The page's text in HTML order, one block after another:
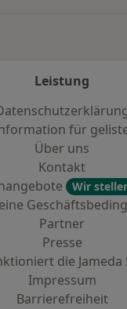
Leistung
für
Über uns
Kontakt
Wir
Partner
Presse
die Jameda
Impressum
Barrierefreiheit